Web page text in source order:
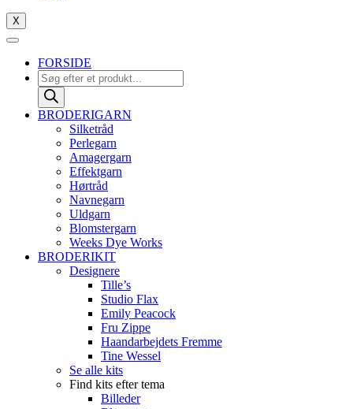
X
FORSIDE
Products
search
BRODERIGARN
Silketråd
Perlegarn
Amagergarn
Effektgarn
Hørtråd
Navnegarn
Uldgarn
Blomstergarn
Weeks Dye Works
BRODERIKIT
Designere
Tille’s
Studio Flax
Emily Peacock
Fru Zippe
Haandarbejdets Fremme
Tine Wessel
Se alle kits
Find kits efter tema
Billeder